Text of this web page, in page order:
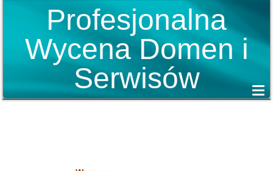
Profesjonalna
Wycena Domen i
Serwisów